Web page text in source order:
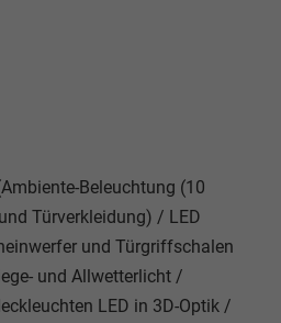
Beleuchtung (10
Türverkleidung) / LED
und Türgriffschalen
und Allwetterlicht /
LED in 3D-Optik /